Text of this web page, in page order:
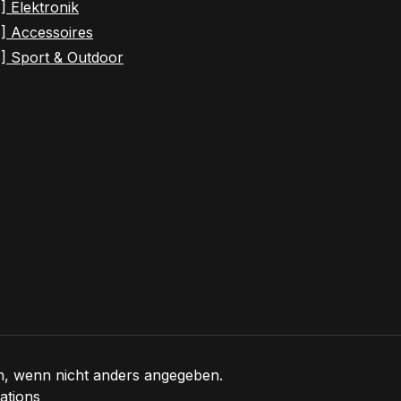
Elektronik
Accessoires
Sport & Outdoor
wenn nicht anders angegeben.